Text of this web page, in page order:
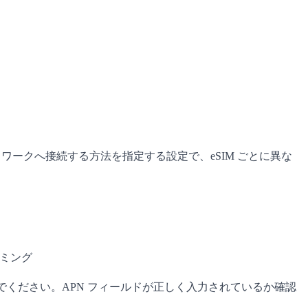
ークへ接続する方法を指定する設定で、eSIM ごとに異な
ング
ださい。APN フィールドが正しく入力されているか確認